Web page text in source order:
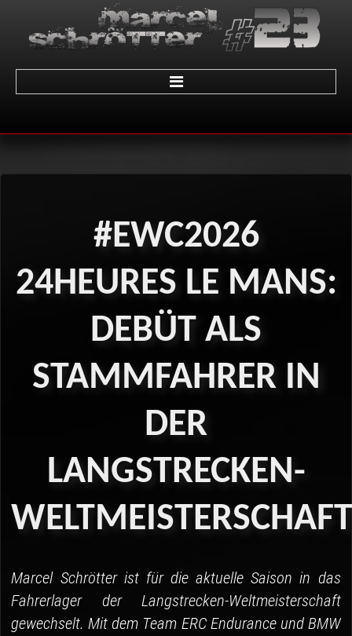
Home
02 - Sachsenring
04 - Spa
Sponsoren
#EWC2026
24HEURES LE MANS:
DEBÜT ALS
STAMMFAHRER IN
DER
LANGSTRECKEN-
Marcel Schrötter ist für die aktuelle Saison in das
Fahrerlager der Langstrecken-Weltmeisterschaft
gewechselt. Mit dem Team ERC Endurance und BMW